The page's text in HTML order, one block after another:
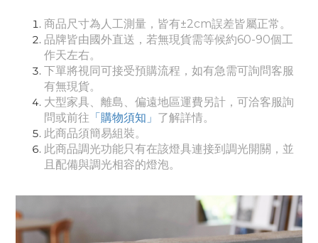
商品尺寸為人工測量，皆有±2cm誤差皆屬正常。
品牌皆由國外直送，若無現貨需等候約60-90個工
作天左右。
下單將視同可接受預購流程，如有急需可詢問客服
有無現貨。
大型家具、離島、偏遠地區運費另計，可洽客服詢
問或前往 「購物須知」 了解詳情。
此商品須簡易組裝。
此商品調光功能只有在該燈具連接到調光開關，並
且配備與調光相容的燈泡。